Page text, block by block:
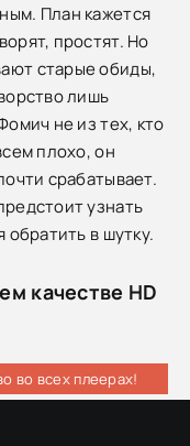
План кажется
простят. Но
старые обиды,
лишь
не из тех, кто
плохо, он
срабатывает.
узнать
обратить в шутку.
качестве HD
во всех плеерах!